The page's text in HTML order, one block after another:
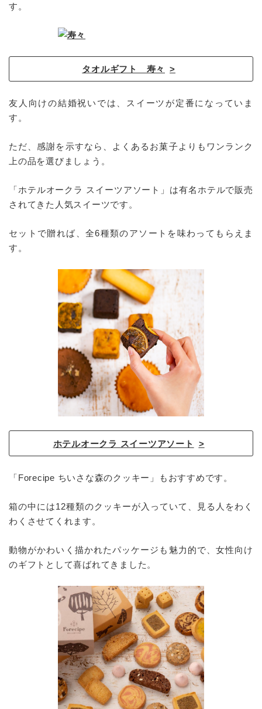
す。
タオルギフト 寿々
友人向けの結婚祝いでは、スイーツが定番になっていま
す。
ただ、感謝を示すなら、よくあるお菓子よりもワンランク
上の品を選びましょう。
「ホテルオークラ スイーツアソート」は有名ホテルで販売
されてきた人気スイーツです。
セットで贈れば、全6種類のアソートを味わってもらえま
す。
ホテルオークラ スイーツアソート
「Forecipe ちいさな森のクッキー」もおすすめです。
箱の中には12種類のクッキーが入っていて、見る人をわく
わくさせてくれます。
動物がかわいく描かれたパッケージも魅力的で、女性向け
のギフトとして喜ばれてきました。